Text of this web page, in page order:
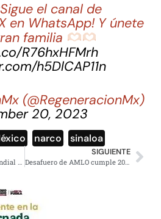
el canal de
en WhatsApp! Y únete
familia
R76hxHFMrh
h5DlCAP11n
(@RegeneracionMx)
20, 2023
narco sinaloa
Histórico 2º lugar en Mundial de Clavados para México
SIGUIENTE
Desafuero de AMLO cumple 20 años: Discurso íntegro ante Diputados